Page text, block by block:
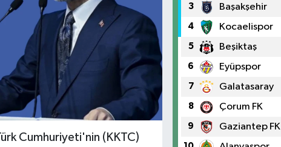
Cumhuriyeti'nin (KKTC)
3 Başakşehir
4 Kocaelispor
5 Beşiktaş
6 Eyüpspor
7 Galatasaray
8 Çorum FK
9 Gaziantep FK